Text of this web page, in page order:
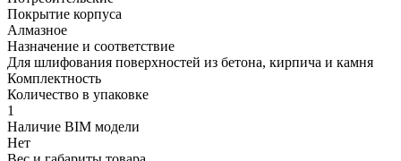
Покрытие корпуса
Алмазное
Назначение и соответствие
Для шлифования поверхностей из бетона, кирпича и камня
Комплектность
Количество в упаковке
1
Наличие BIM модели
Нет